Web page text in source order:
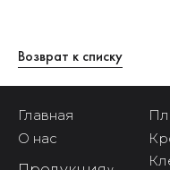
Возврат к списку
Главная
О нас